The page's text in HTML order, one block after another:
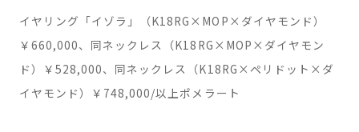
イヤリング「イゾラ」（K18RG×MOP×ダイヤモンド）
￥660,000、同ネックレス（K18RG×MOP×ダイヤモン
ド）￥528,000、同ネックレス（K18RG×ペリドット×ダ
イヤモンド）￥748,000/以上ポメラート